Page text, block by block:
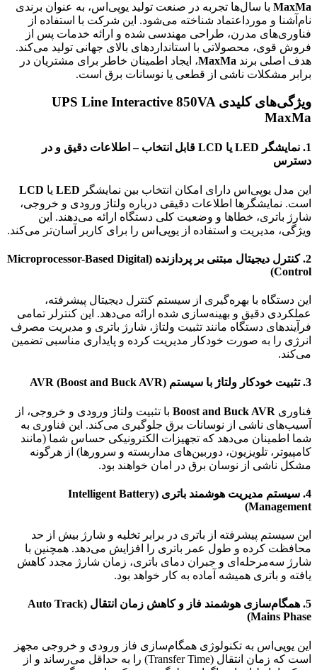
MaxMa با سال‌ها تجربه در صنعت تولید یوپی‌اس، به عنوان برندی
نام‌آشنا و مورداعتماد شناخته می‌شود. این شرکت با استفاده از
فناوری‌های مدرن، طراحی مهندسی شده و ارائه خدمات پس از
فروش قوی، محصولاتی با استانداردهای بالای جهانی تولید می‌کند.
هدف اصلی برند MaxMa، ایجاد اطمینان خاطر برای مشتریان در
برابر مشکلات ناشی از قطعی یا نوسانات برق است.
ویژگی‌های کلیدی UPS Line Interactive 850VA
MaxMa
1.
نمایشگر LED یا LCD قابل انتخاب – اطلاعات دقیق و در
دسترس
این مدل یوپی‌اس دارای امکان انتخاب بین نمایشگر LED یا LCD
است. نمایشگرها اطلاعات دقیقی درباره ولتاژ ورودی و خروجی،
شارژ باتری، خطاها و وضعیت کلی دستگاه ارائه می‌دهند. این
ویژگی، مدیریت و استفاده از یوپی‌اس را برای کاربر آسان‌تر می‌کند.
2.
کنترل دیجیتال مبتنی بر پردازنده (Microprocessor-Based Digital
Control)
این دستگاه با بهره‌گیری از سیستم کنترل دیجیتال پیشرفته،
عملکردی دقیق و بهینه‌سازی شده ارائه می‌دهد. این کنترلر تمامی
فرآیندهای دستگاه مانند تثبیت ولتاژ، شارژ باتری و مدیریت مصرف
انرژی را به صورت خودکار مدیریت کرده و پایداری مناسبی تضمین
می‌کند.
3. تثبیت خودکار ولتاژ با سیستم AVR (Boost and Buck AVR)
فناوری Boost and Buck AVR با تثبیت ولتاژ ورودی و خروجی، از
آسیب‌های ناشی از نوسانات برق جلوگیری می‌کند. این فناوری به
شما اطمینان می‌دهد که تجهیزات الکترونیکی حساس شما (مانند
کامپیوتر، تلویزیون، دوربین‌های مداربسته و سرورها) از هرگونه
مشکل ناشی از نوسان برق در امان خواهند بود.
4.
سیستم مدیریت هوشمند باتری (Intelligent Battery
Management)
این سیستم پیشرفته از باتری در برابر تخلیه و شارژ بیش از حد
محافظت کرده و طول عمر باتری را افزایش می‌دهد. همچنین با
شارژ سه‌مرحله‌ای و جبران دمای باتری، زمان شارژ مجدد کاهش
یافته و باتری همیشه آماده به کار خواهد بود.
5.
همگام‌سازی هوشمند فاز و کاهش زمان انتقال (Auto Track
Mains Phase)
این یوپی‌اس به تکنولوژی همگام‌سازی فاز ورودی و خروجی مجهز
است که زمان انتقال (Transfer Time) را به حداقل می‌رساند و از